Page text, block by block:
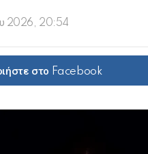
2026, 20:54
στο Facebook